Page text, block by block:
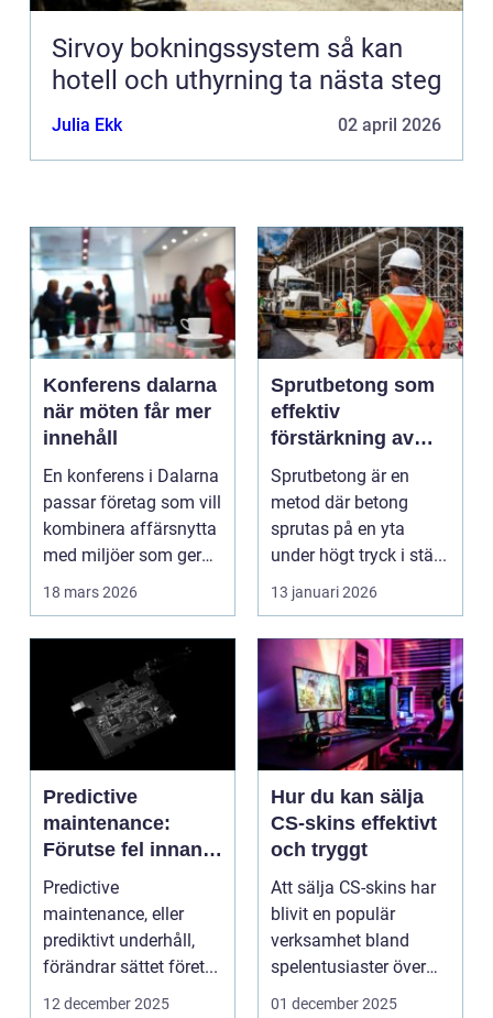
Sirvoy bokningssystem så kan
hotell och uthyrning ta nästa steg
Julia Ekk 02 april 2026
Konferens dalarna
när möten får mer
innehåll
En konferens i Dalarna
passar företag som vill
kombinera affärsnytta
med miljöer som ger
lugn, fokus...
18 mars 2026
Sprutbetong som
effektiv
förstärkning av
berg och betong
Sprutbetong är en
metod där betong
sprutas på en yta
under högt tryck i stä...
13 januari 2026
Predictive
maintenance:
Förutse fel innan
de uppstår med
hjälp av sensorer
Predictive
maintenance, eller
prediktivt underhåll,
förändrar sättet föret...
12 december 2025
Hur du kan sälja
CS-skins effektivt
och tryggt
Att sälja CS-skins har
blivit en populär
verksamhet bland
spelentusiaster över
hela v...
01 december 2025